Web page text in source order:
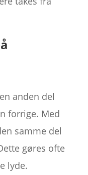
anden del
forrige. Med
samme del
gøres ofte
lyde.